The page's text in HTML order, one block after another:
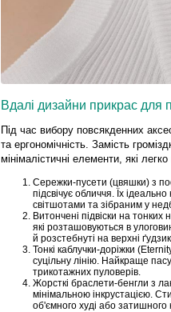
Вдалі дизайни прикрас для
Під час вибору повсякденних
та ергономічність. Замість
мінімалістичні елементи, які
Сережки-пусети (цвяшки) з
підсвічує обличчя. Їх
світшотами та зібраним у
Витончені підвіски на
які розташовуються в
й розстебнуті на верхні
Тонкі каблучки-доріжки
суцільну лінію. Найкраще
трикотажних пуловерів.
Жорсткі браслети-бенгли з
мінімальною інкрустацією.
об'ємного худі або затишного